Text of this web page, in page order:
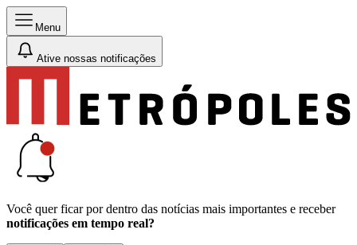
Menu
Ative nossas notificações
Você quer ficar por dentro das notícias mais importantes e receber
notificações em tempo real?